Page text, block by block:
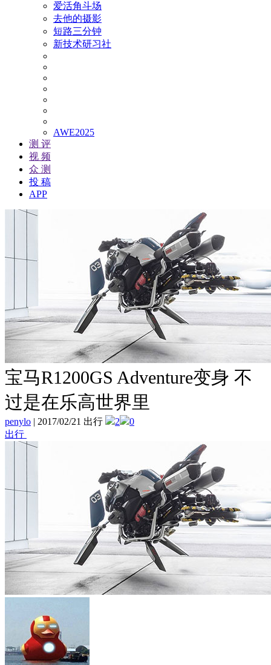
爱活角斗场
去他的摄影
短路三分钟
新技术研习社
AWE2025
测 评
视 频
众 测
投 稿
APP
宝马R1200GS Adventure变身 不
过是在乐高世界里
penylo | 2017/02/21 出行 2
0
出行